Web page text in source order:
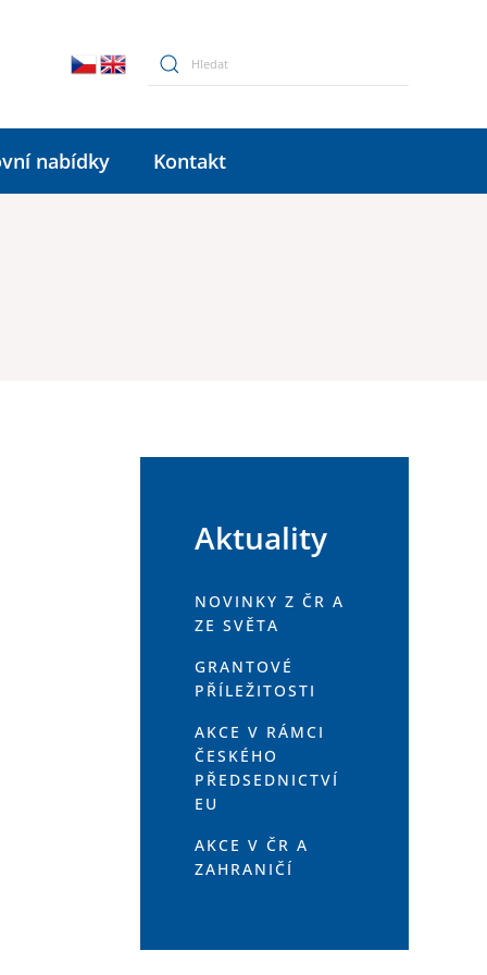
nabídky Kontakt
Aktuality
NOVINKY Z ČR A
ZE SVĚTA
GRANTOVÉ
PŘÍLEŽITOSTI
AKCE V RÁMCI
ČESKÉHO
PŘEDSEDNICTVÍ
EU
AKCE V ČR A
ZAHRANIČÍ